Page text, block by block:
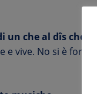
un che al dîs che
e vive. No si è